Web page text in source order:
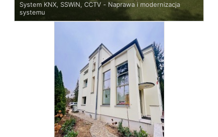
System KNX, SSWiN, CCTV - Naprawa i modernizacja
systemu